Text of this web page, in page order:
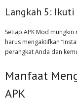
Langkah 5:
Setiap APK Mod
harus mengaktifkan
perangkat Anda dan
Manfaat
APK